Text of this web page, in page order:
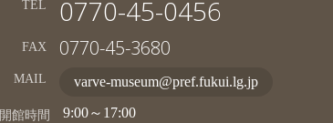
TEL 0770-45-0456
FAX 0770-45-3680
MAIL varve-museum@pref.fukui.lg.jp
開館時間 9:00～17:00